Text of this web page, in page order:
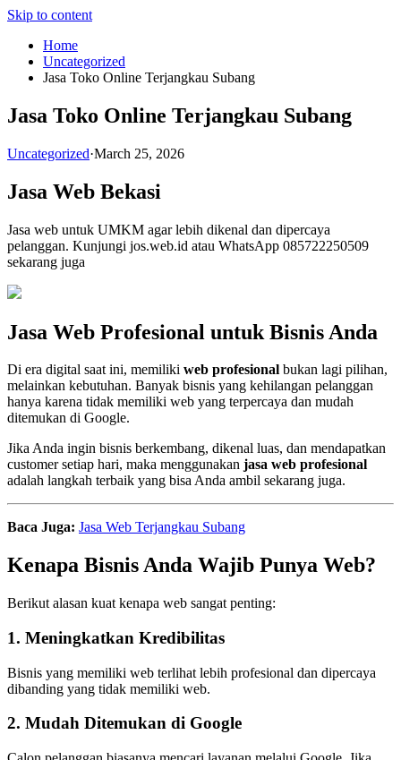
Skip to content
Home
Uncategorized
Jasa Toko Online Terjangkau Subang
Jasa Toko Online Terjangkau Subang
Uncategorized·March 25, 2026
Jasa Web Bekasi
Jasa web untuk UMKM agar lebih dikenal dan dipercaya
pelanggan. Kunjungi jos.web.id atau WhatsApp 085722250509
sekarang juga
Jasa Web Profesional untuk Bisnis Anda
Di era digital saat ini, memiliki web profesional bukan lagi pilihan,
melainkan kebutuhan. Banyak bisnis yang kehilangan pelanggan
hanya karena tidak memiliki web yang terpercaya dan mudah
ditemukan di Google.
Jika Anda ingin bisnis berkembang, dikenal luas, dan mendapatkan
customer setiap hari, maka menggunakan jasa web profesional
adalah langkah terbaik yang bisa Anda ambil sekarang juga.
Baca Juga: Jasa Web Terjangkau Subang
Kenapa Bisnis Anda Wajib Punya Web?
Berikut alasan kuat kenapa web sangat penting:
1. Meningkatkan Kredibilitas
Bisnis yang memiliki web terlihat lebih profesional dan dipercaya
dibanding yang tidak memiliki web.
2. Mudah Ditemukan di Google